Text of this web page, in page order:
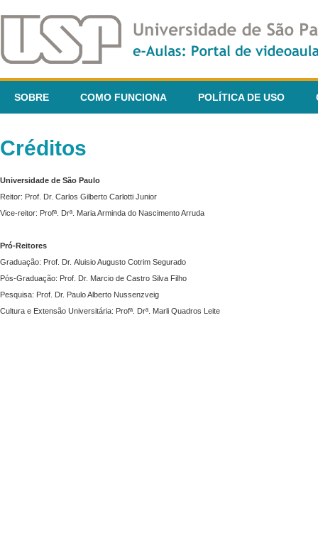
SOBRE COMO FUNCIONA POLÍTICA DE USO
Créditos
Universidade de São Paulo
Reitor: Prof. Dr. Carlos Gilberto Carlotti Junior
Vice-reitor: Profª. Drª. Maria Arminda do Nascimento Arruda
Pró-Reitores
Graduação: Prof. Dr. Aluisio Augusto Cotrim Segurado
Pós-Graduação: Prof. Dr. Marcio de Castro Silva Filho
Pesquisa: Prof. Dr. Paulo Alberto Nussenzveig
Cultura e Extensão Universitária: Profª. Drª. Marli Quadros Leite